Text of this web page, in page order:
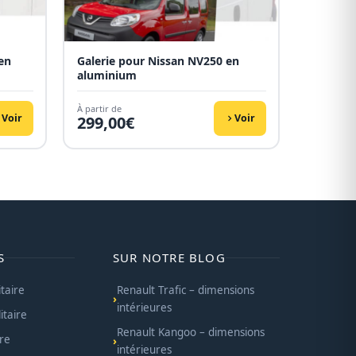
Voir
Galerie pour Nissan NV250 en
aluminium
À partir de
299,00€ Voir
SUR NOTRE BLOG
Renault Trafic – dimensions
intérieures
Renault Kangoo – dimensions
intérieures